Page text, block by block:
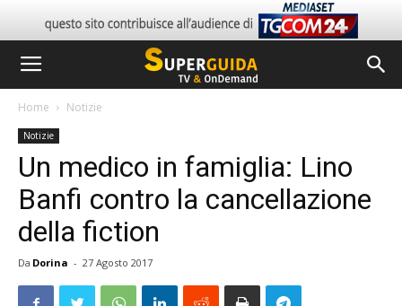
Home Notizie
Notizie
Un medico in famiglia: Lino
Banfi contro la cancellazione
della fiction
Da Dorina - 27 Agosto 2017